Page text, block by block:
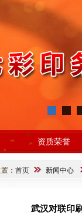
资质荣誉
： 首页 新闻中心
武汉对联印